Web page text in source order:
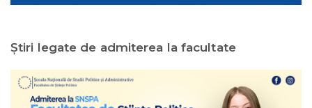
Ştiri legate de admiterea la facultate